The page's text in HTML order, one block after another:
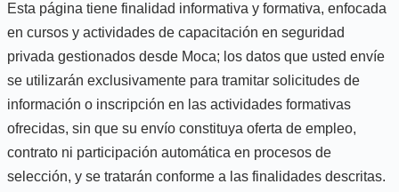
Esta página tiene finalidad informativa y formativa, enfocada
en cursos y actividades de capacitación en seguridad
privada gestionados desde Moca; los datos que usted envíe
se utilizarán exclusivamente para tramitar solicitudes de
información o inscripción en las actividades formativas
ofrecidas, sin que su envío constituya oferta de empleo,
contrato ni participación automática en procesos de
selección, y se tratarán conforme a las finalidades descritas.